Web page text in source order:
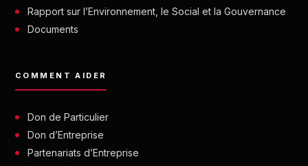
Rapport sur l’Environnement, le Social et la Gouvernance
Documents
COMMENT AIDER
Don de Particulier
Don d’Entreprise
Partenariats d’Entreprise